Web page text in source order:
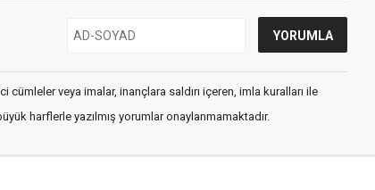
cümleler veya imalar, inançlara saldırı içeren, imla kuralları ile
harflerle yazılmış yorumlar onaylanmamaktadır.